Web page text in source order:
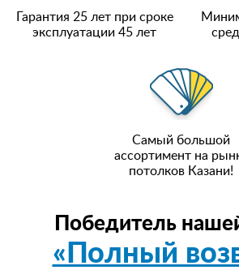
Гарантия 25 лет при сроке
эксплуатации 45 лет
Самый большой
ассортимент на
потолков Казани!
Победитель
«Полный